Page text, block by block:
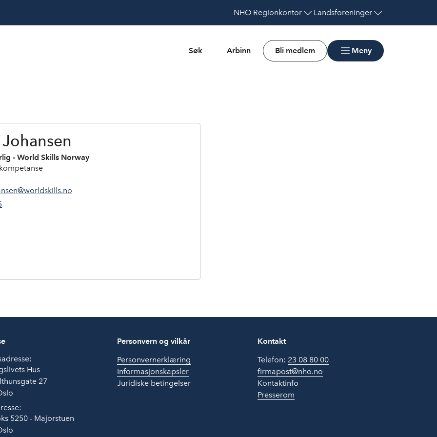
NHO Regionkontor Landsforeninger
Søk Arbinn Bli medlem Meny
- World Skills Norway
Hus
27
5250 - Majorstuen
Personvern og vilkår
Personvernerklæring
Informasjonskapsler
Juridiske betingelser
Kontakt
Telefon: 23 08 80 00
firmapost@nho.no
Kontaktinfo
Presserom